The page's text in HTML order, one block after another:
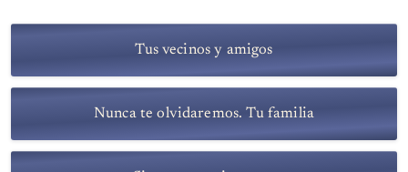
Tus vecinos y amigos
Nunca te olvidaremos. Tu familia